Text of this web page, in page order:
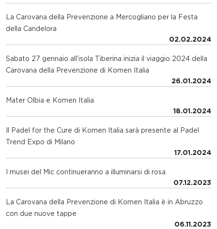
La Carovana della Prevenzione a Mercogliano per la Festa
della Candelora
02.02.2024
Sabato 27 gennaio all’isola Tiberina inizia il viaggio 2024 della
Carovana della Prevenzione di Komen Italia
26.01.2024
Mater Olbia e Komen Italia
18.01.2024
Il Padel for the Cure di Komen Italia sarà presente al Padel
Trend Expo di Milano
17.01.2024
I musei del Mic continueranno a illuminarsi di rosa
07.12.2023
La Carovana della Prevenzione di Komen Italia è in Abruzzo
con due nuove tappe
06.11.2023